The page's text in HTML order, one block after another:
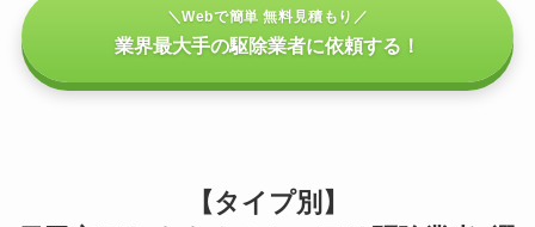
＼Webで簡単 無料見積もり／
業界最大手の駆除業者に依頼する！
【タイプ別】